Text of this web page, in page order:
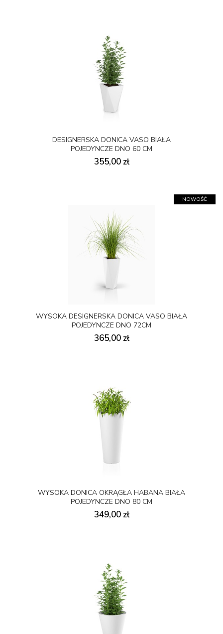
DESIGNERSKA DONICA VASO BIAŁA
POJEDYNCZE DNO 60 CM
355,00 zł
WYSOKA DESIGNERSKA DONICA VASO BIAŁA
POJEDYNCZE DNO 72CM
365,00 zł
NOWOŚĆ
WYSOKA DONICA OKRĄGŁA HABANA BIAŁA
POJEDYNCZE DNO 80 CM
349,00 zł